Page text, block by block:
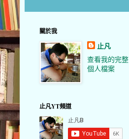
關於我
止凡
查看我的完整
個人檔案
止凡YT頻道